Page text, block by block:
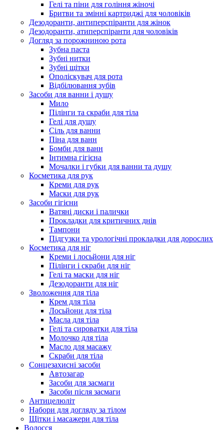
Гелі та піни для гоління жіночі
Бритви та змінні картриджі для чоловіків
Дезодоранти, антиперспіранти для жінок
Дезодоранти, атиперспіранти для чоловіків
Догляд за порожниною рота
Зубна паста
Зубні нитки
Зубні щітки
Ополіскувач для рота
Відбілювання зубів
Засоби для ванни і душу
Мило
Пілінги та скраби для тіла
Гелі для душу
Сіль для ванни
Піна для ванн
Бомби для ванн
Інтимна гігієна
Мочалки і губки для ванни та душу
Косметика для рук
Креми для рук
Маски для рук
Засоби гігієни
Ватяні диски і палички
Прокладки для критичних днів
Тампони
Підгузки та урологічні прокладки для дорослих
Косметика для ніг
Креми і лосьйони для ніг
Пілінги і скраби для ніг
Гелі та маски для ніг
Дезодоранти для ніг
Зволоження для тіла
Крем для тіла
Лосьйони для тіла
Масла для тіла
Гелі та сироватки для тіла
Молочко для тіла
Масло для масажу
Скраби для тіла
Сонцезахисні засоби
Автозагар
Засоби для засмаги
Засоби після засмаги
Антицелюліт
Набори для догляду за тілом
Щітки і масажери для тіла
Волосся